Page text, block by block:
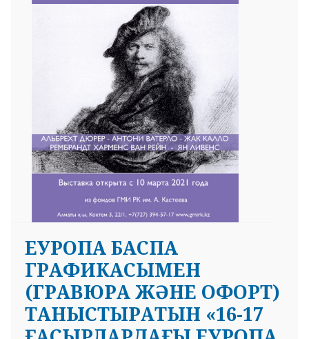
ЕУРОПА БАСПА
ГРАФИКАСЫМЕН
(ГРАВЮРА ЖӘНЕ ОФОРТ)
ТАНЫСТЫРАТЫН «16-17